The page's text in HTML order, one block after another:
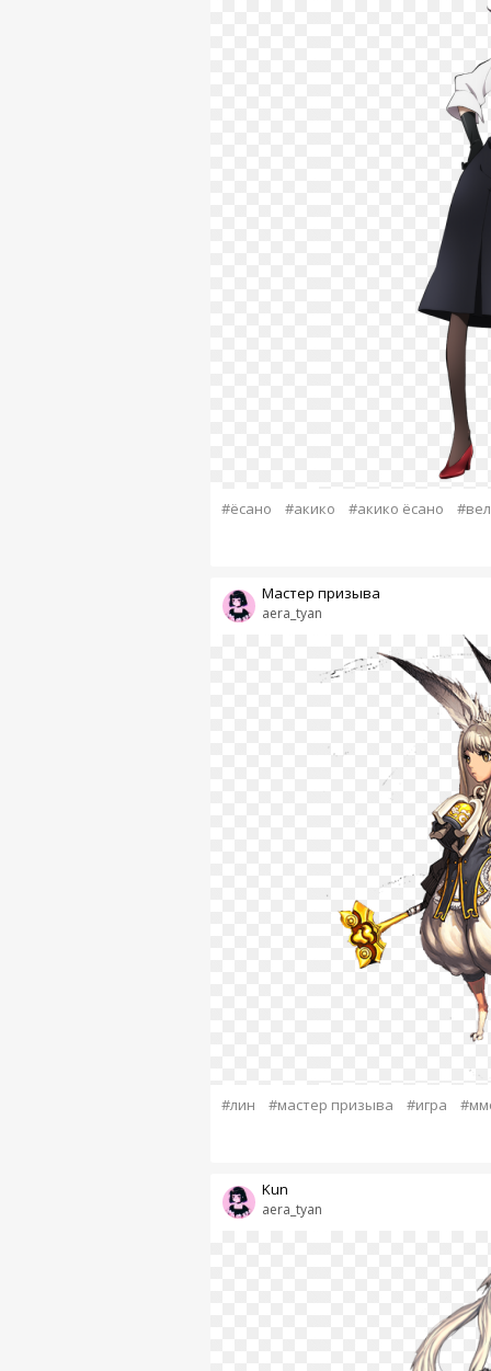
#ёсано #акико #акико ёсано
aera_tyan
Мастер призыва
#лин #мастер призыва #игра
aera_tyan
Kun